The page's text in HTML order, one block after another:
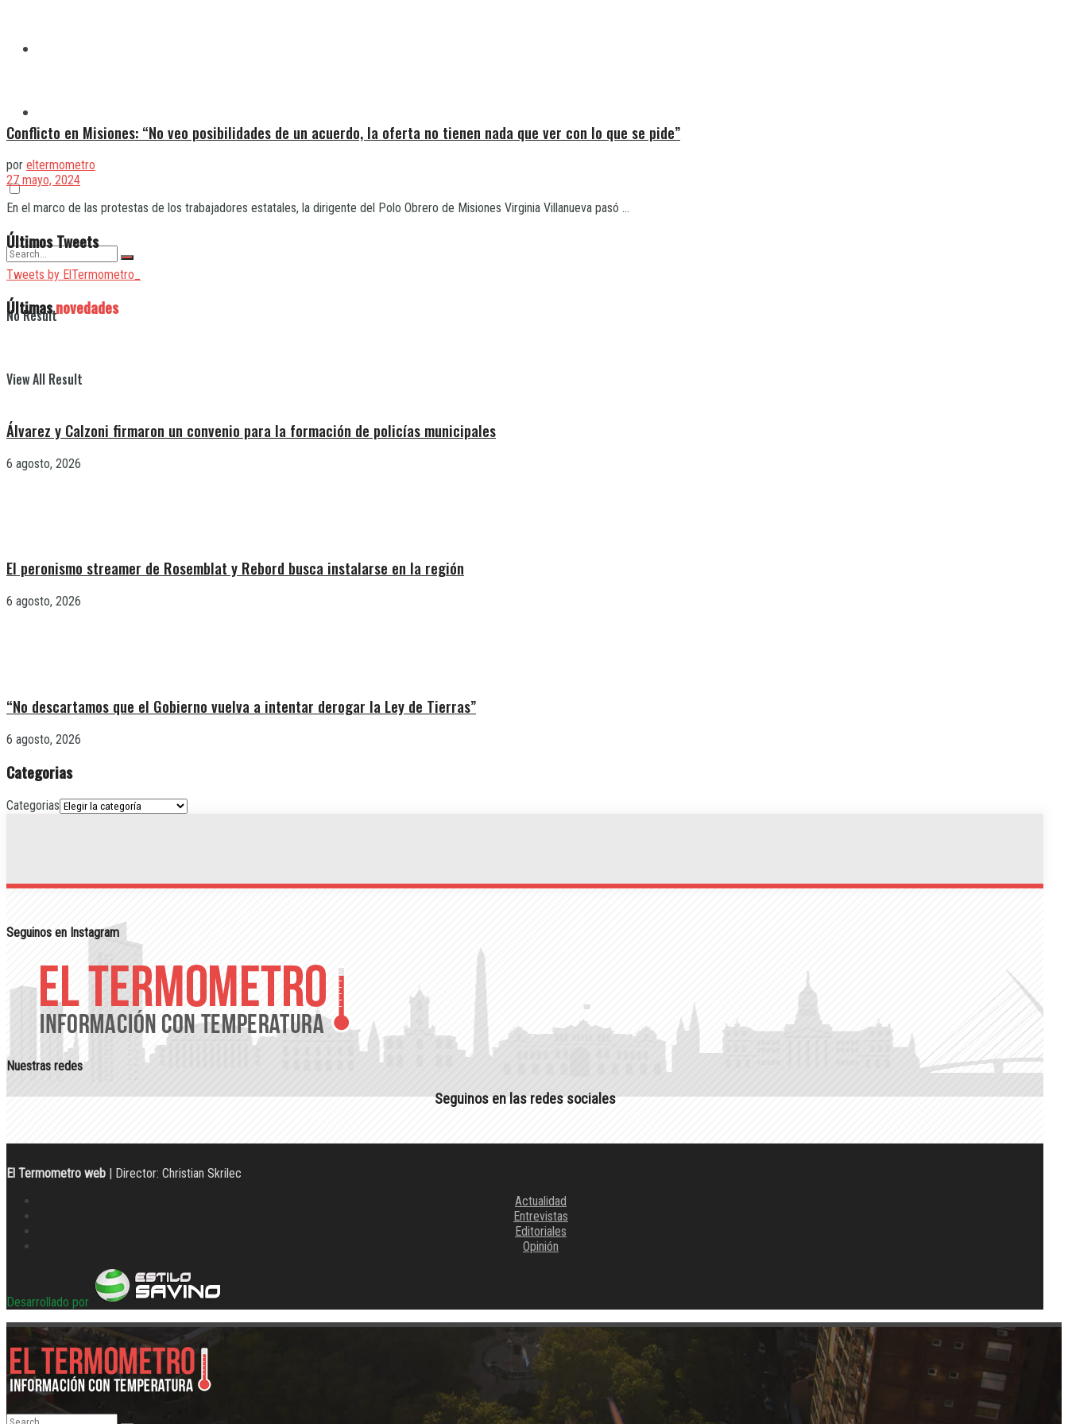
No Result
View All Result
Conflicto en Misiones: “No veo posibilidades de un acuerdo, la oferta no tienen nada que ver con lo que se pide”
por eltermometro
27 mayo, 2024
En el marco de las protestas de los trabajadores estatales, la dirigente del Polo Obrero de Misiones Virginia Villanueva pasó ...
Últimos Tweets
Tweets by ElTermometro_
Últimasnovedades
Álvarez y Calzoni firmaron un convenio para la formación de policías municipales
6 agosto, 2026
El peronismo streamer de Rosemblat y Rebord busca instalarse en la región
6 agosto, 2026
“No descartamos que el Gobierno vuelva a intentar derogar la Ley de Tierras”
6 agosto, 2026
Categorias
Categorias
Seguinos en Instagram
Nuestras redes
Seguinos en las redes sociales
El Termometro web | Director: Christian Skrilec
Actualidad
Entrevistas
Editoriales
Opinión
Desarrollado por